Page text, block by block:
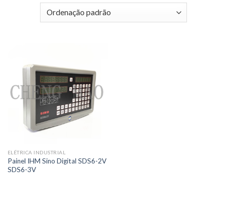
ELÉTRICA INDUSTRIAL
Painel IHM Sino Digital SDS6-2V
SDS6-3V